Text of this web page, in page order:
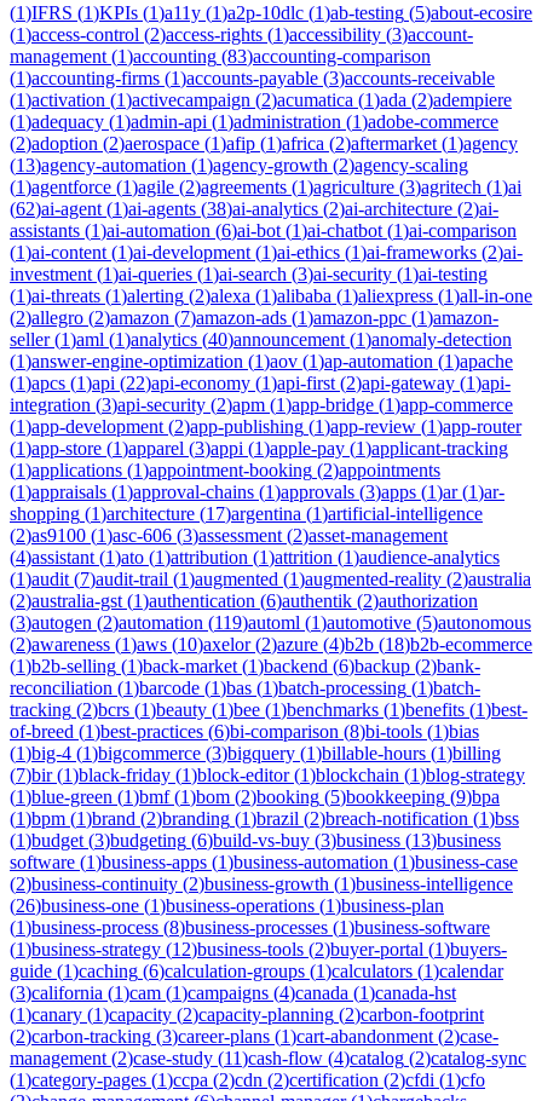
(1)IFRS (1)KPIs (1)a11y (1)a2p-10dlc (1)ab-testing (5)about-ecosire
(1)access-control (2)access-rights (1)accessibility (3)account-
management (1)accounting (83)accounting-comparison
(1)accounting-firms (1)accounts-payable (3)accounts-receivable
(1)activation (1)activecampaign (2)acumatica (1)ada (2)adempiere
(1)adequacy (1)admin-api (1)administration (1)adobe-commerce
(2)adoption (2)aerospace (1)afip (1)africa (2)aftermarket (1)agency
(13)agency-automation (1)agency-growth (2)agency-scaling
(1)agentforce (1)agile (2)agreements (1)agriculture (3)agritech (1)ai
(62)ai-agent (1)ai-agents (38)ai-analytics (2)ai-architecture (2)ai-
assistants (1)ai-automation (6)ai-bot (1)ai-chatbot (1)ai-comparison
(1)ai-content (1)ai-development (1)ai-ethics (1)ai-frameworks (2)ai-
investment (1)ai-queries (1)ai-search (3)ai-security (1)ai-testing
(1)ai-threats (1)alerting (2)alexa (1)alibaba (1)aliexpress (1)all-in-one
(2)allegro (2)amazon (7)amazon-ads (1)amazon-ppc (1)amazon-
seller(1)aml (1)analytics (40)announcement (1)anomaly-detection
(1)answer-engine-optimization (1)aov (1)ap-automation (1)apache
(1)apcs (1)api (22)api-economy (1)api-first (2)api-gateway (1)api-
integration (3)api-security (2)apm (1)app-bridge (1)app-commerce
(1)app-development (2)app-publishing (1)app-review (1)app-router
(1)app-store (1)apparel (3)appi (1)apple-pay (1)applicant-tracking
(1)applications (1)appointment-booking (2)appointments
(1)appraisals (1)approval-chains (1)approvals (3)apps (1)ar(1)ar-
shopping (1)architecture (17)argentina (1)artificial-intelligence
(2)as9100 (1)asc-606 (3)assessment (2)asset-management
(4)assistant (1)ato (1)attribution (1)attrition (1)audience-analytics
(1)audit (7)audit-trail (1)augmented (1)augmented-reality (2)australia
(2)australia-gst (1)authentication (6)authentik (2)authorization
(3)autogen (2)automation (119)automl (1)automotive (5)autonomous
(2)awareness (1)aws (10)axelor(2)azure (4)b2b (18)b2b-ecommerce
(1)b2b-selling (1)back-market (1)backend (6)backup (2)bank-
reconciliation (1)barcode (1)bas (1)batch-processing (1)batch-
tracking (2)bcrs (1)beauty (1)bee (1)benchmarks (1)benefits (1)best-
of-breed (1)best-practices (6)bi-comparison (8)bi-tools (1)bias
(1)big-4 (1)bigcommerce (3)bigquery (1)billable-hours (1)billing
(7)bir(1)black-friday (1)block-editor(1)blockchain (1)blog-strategy
(1)blue-green (1)bmf(1)bom (2)booking (5)bookkeeping (9)bpa
(1)bpm (1)brand (2)branding (1)brazil (2)breach-notification (1)bss
(1)budget (3)budgeting (6)build-vs-buy (3)business (13)business
software (1)business-apps (1)business-automation (1)business-case
(2)business-continuity (2)business-growth (1)business-intelligence
(26)business-one (1)business-operations (1)business-plan
(1)business-process (8)business-processes (1)business-software
(1)business-strategy (12)business-tools (2)buyer-portal (1)buyers-
guide (1)caching (6)calculation-groups (1)calculators (1)calendar
(3)california (1)cam (1)campaigns (4)canada (1)canada-hst
(1)canary (1)capacity (2)capacity-planning (2)carbon-footprint
(2)carbon-tracking (3)career-plans (1)cart-abandonment (2)case-
management (2)case-study (11)cash-flow (4)catalog (2)catalog-sync
(1)category-pages (1)ccpa (2)cdn (2)certification (2)cfdi (1)cfo